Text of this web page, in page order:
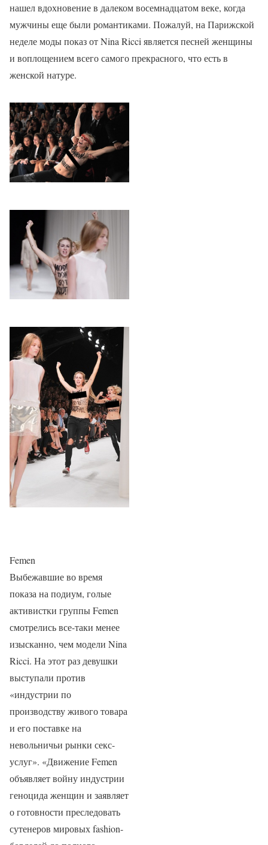
нашел вдохновение в далеком восемнадцатом веке, когда
мужчины еще были романтиками. Пожалуй, на Парижской
неделе моды показ от Nina Ricci является песней женщины
и воплощением всего самого прекрасного, что есть в
женской натуре.
Femen
Выбежавшие во время
показа на подиум, голые
активистки группы Femen
смотрелись все-таки менее
изысканно, чем модели Nina
Ricci. На этот раз девушки
выступали против
«индустрии по
производству живого товара
и его поставке на
невольничьи рынки секс-
услуг». «Движение Femen
объявляет войну индустрии
геноцида женщин и заявляет
о готовности преследовать
сутенеров мировых fashion-